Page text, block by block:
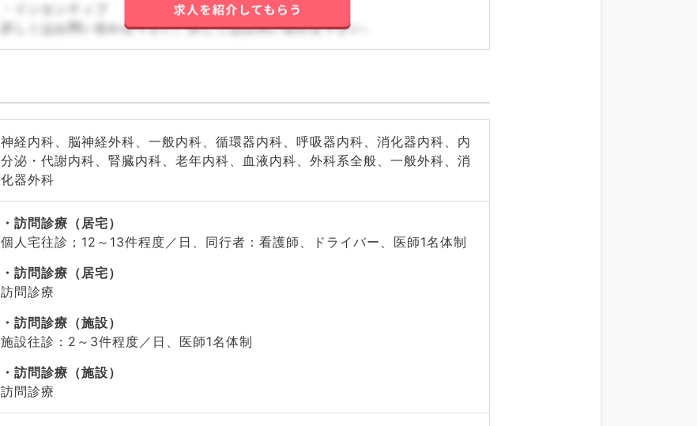
・インセンティブ
詳しくはお問い合わせ下さい。詳しくはお問い合わせ下さい。
神経内科、脳神経外科、一般内科、循環器内科、呼吸器内科、消化器内科、内
分泌・代謝内科、腎臓内科、老年内科、血液内科、外科系全般、一般外科、消
化器外科
訪問診療（居宅）
個人宅往診；12～13件程度／日、同行者：看護師、ドライバー、医師1名体制
訪問診療（居宅）
訪問診療
訪問診療（施設）
施設往診：2～3件程度／日、医師1名体制
訪問診療（施設）
訪問診療